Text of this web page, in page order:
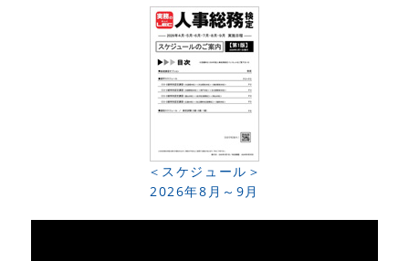
＜スケジュール＞
2026年8月～9月